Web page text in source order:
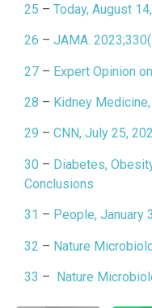
25 – Today, August
26 – JAMA.
27 – Expert Opinion
28 – Kidney
29 – CNN, July 25,
30 – Diabetes,
Conclusions
31 – People, January
32 – Nature
33 – Nature